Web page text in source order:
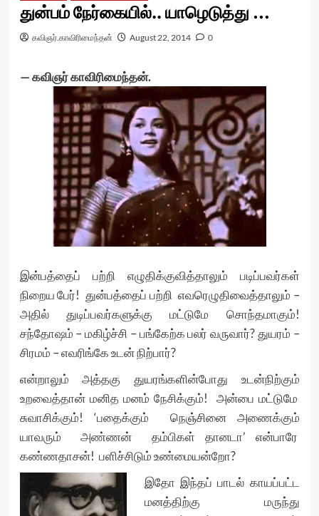
துன்பம் நேர்கையில்.. யாழெடுத்து …
கவிஞர்.காவிரிமைந்தன் August 22, 2014 0
— கவிஞர் காவிரிமைந்தன்.
இன்பத்தைப் பற்றி எழுதிக்குவித்தாலும் படிப்பவர்கள்
நிறைய பேர்! துன்பத்தைப் பற்றி எவரெழுதிவைத்தாலும் –
அதில் துடிப்பவர்களுக்கு மட்டுமே சொந்தமாகும்!
சந்தோஷம் – மகிழ்ச்சி – பங்கேற்க பலர் வருவார்? துயரம் –
சிரமம் – எவரிங்கே உடன் நிற்பார்?
என்றாலும் அத்தகு துயரங்களின்போது உடன்நிற்கும்
உறவைத்தான் மனித மனம் நேசிக்கும்! அன்பை மட்டுமே
சுவாசிக்கும்! ‘பதைக்கும் நெஞ்சினை அணைக்கும்
யாவரும் அண்ணன் தம்பிகள் தானடா’ என்பாரே
கண்ணதாசன்! பளிச்சிடும் உண்மையன்றோ?
இதோ இந்தப் பாடல் காயப்பட்ட
மனத்திற்கு மருந்து